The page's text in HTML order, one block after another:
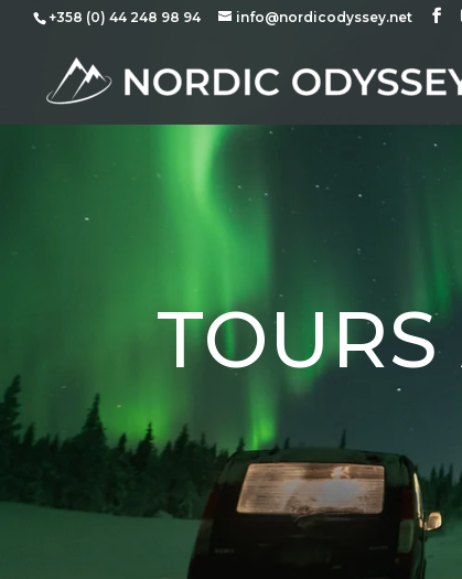
+358 (0) 44 248 98 94 info@nordicodyssey.net